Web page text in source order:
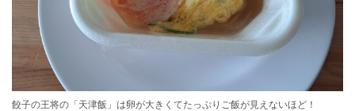
餃子の王将の「天津飯」は卵が大きくてたっぷりご飯が見えないほど！